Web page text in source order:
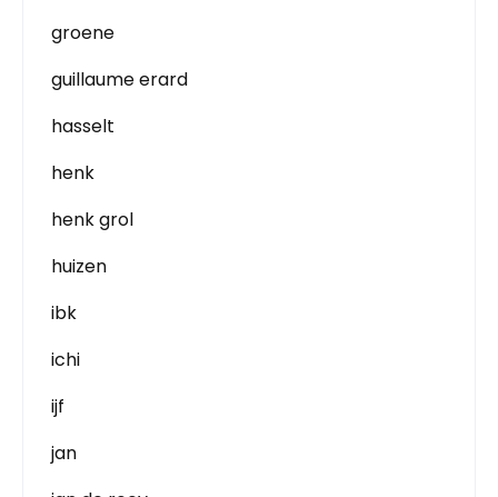
groene
guillaume erard
hasselt
henk
henk grol
huizen
ibk
ichi
ijf
jan